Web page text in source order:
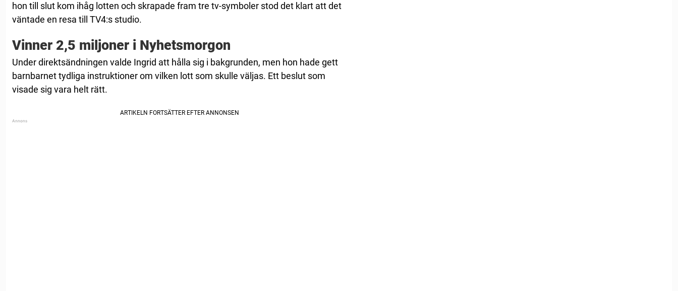
hon till slut kom ihåg lotten och skrapade fram tre tv-symboler stod det klart att det
väntade en resa till TV4:s studio.
Vinner 2,5 miljoner i Nyhetsmorgon
Under direktsändningen valde Ingrid att hålla sig i bakgrunden, men hon hade gett
barnbarnet tydliga instruktioner om vilken lott som skulle väljas. Ett beslut som
visade sig vara helt rätt.